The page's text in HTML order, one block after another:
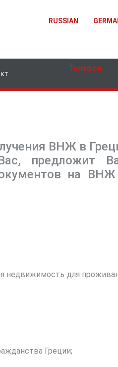
RUSSIAN
Телефон
ВНЖ в
предложит
на
недвижимость для
Греции;